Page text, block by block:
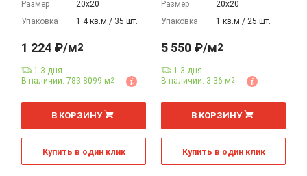
Размер
20х20
Упаковка
1.4 кв.м./ 35 шт.
1 224 ₽/м2
1-3 дня
В наличии: 783.8099 м2
м
В КОРЗИНУ
Купить в один клик
Размер
20х20
Упаковка
1 кв.м./ 25 шт.
5 550 ₽/м2
1-3 дня
В наличии: 3.36 м2
м
В КОРЗИНУ
Купить в один клик